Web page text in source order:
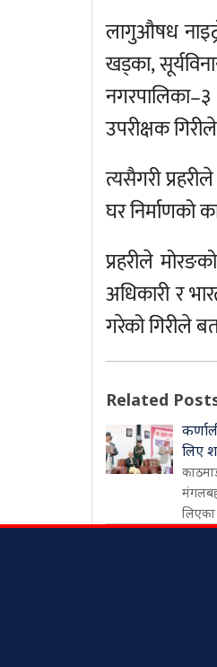
लागुऔषध
खड्का,
उपरीक्षक
त्यसैगरी
घर निर्माणको
प्रहरीले
अधिकारी र
गरेको गिरीले
Related
लिए